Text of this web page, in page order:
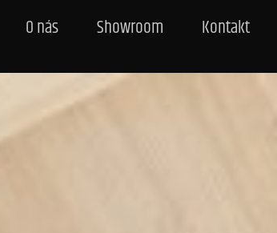
O nás Showroom Kontakt